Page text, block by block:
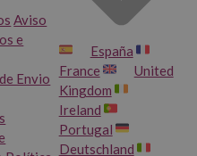
Aviso
e
Envio
España
France
United
Kingdom
Ireland
Portugal
Deutschland